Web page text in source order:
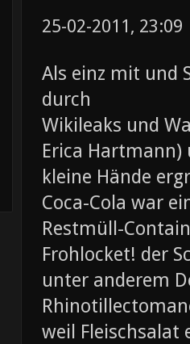
25-02-2011, 23:09
Als einz mit und
durch
Wikileaks und
Erica Hartmann)
kleine Hände
Coca-Cola war
Restmüll-
Frohlocket! der
unter anderem
weil Fleischsalat